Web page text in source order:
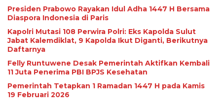
Presiden Prabowo Rayakan Idul Adha 1447 H Bersama
Diaspora Indonesia di Paris
Kapolri Mutasi 108 Perwira Polri: Eks Kapolda Sulut
Jabat Kalemdiklat, 9 Kapolda Ikut Diganti, Berikutnya
Daftarnya
Felly Runtuwene Desak Pemerintah Aktifkan Kembali
11 Juta Penerima PBI BPJS Kesehatan
Pemerintah Tetapkan 1 Ramadan 1447 H pada Kamis
19 Februari 2026